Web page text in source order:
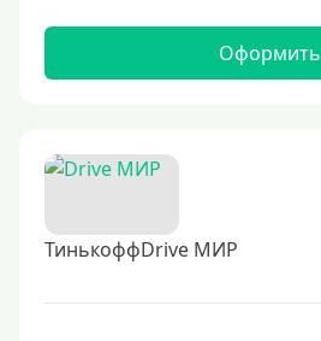
Оформить
ТинькоффDrive МИР